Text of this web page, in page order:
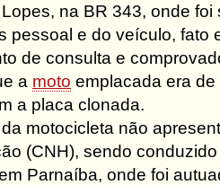
na BR 343, onde foi
pessoal e do veículo, fato
de consulta e
a moto emplacada era
a placa clonada.
da motocicleta não
(CNH), sendo
Parnaíba, onde foi